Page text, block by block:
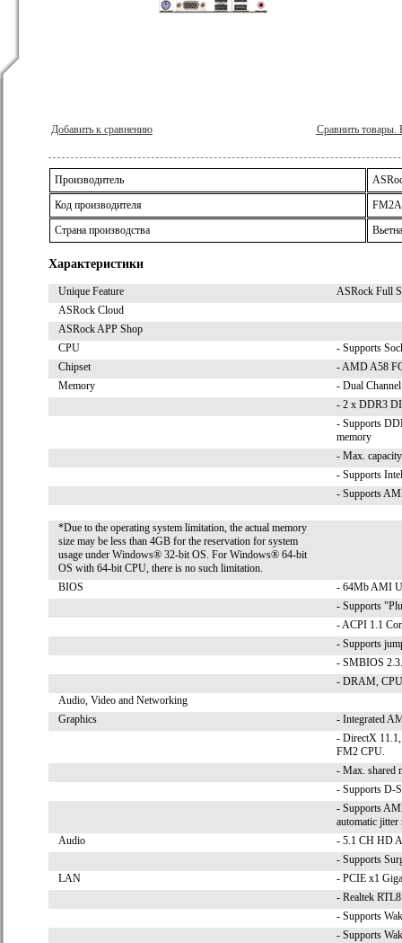
Добавить к сравнению Сравнить
Производитель
Код производителя
Страна производства
Характеристики
Unique Feature
ASRock Full
ASRock Cloud
ASRock APP Shop
CPU
- Supports
Chipset
- AMD A58
Memory
- Dual
- 2 x DDR3
- Supports
memory
- Max.
- Supports
- Supports
*Due to the operating system limitation, the actual memory
size may be less than 4GB for the reservation for system
usage under Windows® 32-bit OS. For Windows® 64-bit
OS with 64-bit CPU, there is no such limitation.
BIOS
- 64Mb AMI
- Supports
- ACPI 1.1
- Supports
- SMBIOS
- DRAM, CPU
Audio, Video and Networking
Graphics
- Integrated
- DirectX
FM2 CPU.
- Max. shared
- Supports D-
- Supports
automatic
Audio
- 5.1 CH HD
- Supports
LAN
- PCIE x1
- Realtek
- Supports
- Supports